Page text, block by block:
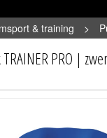
& training >
| zwemplankje & pull
TRAINER PRO |